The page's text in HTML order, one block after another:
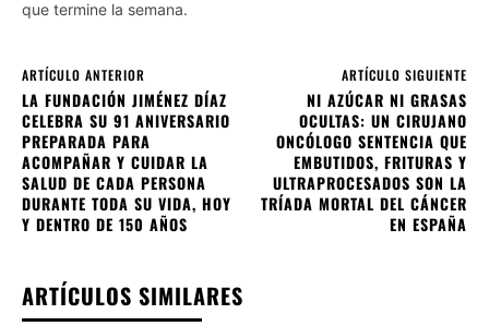
que termine la semana.
ARTÍCULO ANTERIOR
LA FUNDACIÓN JIMÉNEZ DÍAZ
CELEBRA SU 91 ANIVERSARIO
PREPARADA PARA
ACOMPAÑAR Y CUIDAR LA
SALUD DE CADA PERSONA
DURANTE TODA SU VIDA, HOY
Y DENTRO DE 150 AÑOS
ARTÍCULO SIGUIENTE
NI AZÚCAR NI GRASAS
OCULTAS: UN CIRUJANO
ONCÓLOGO SENTENCIA QUE
EMBUTIDOS, FRITURAS Y
ULTRAPROCESADOS SON LA
TRÍADA MORTAL DEL CÁNCER
EN ESPAÑA
ARTÍCULOS SIMILARES